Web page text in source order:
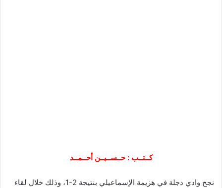
كــتــب : حــســيــن أحــمــد
نجح وادي دجلة في هزيمة الإسماعيلي بنتيجة 2-1، وذلك خلال لقاء